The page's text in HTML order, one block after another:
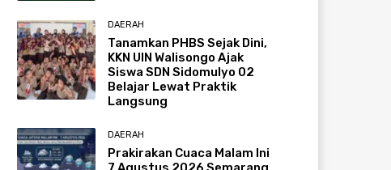
DAERAH
Tanamkan PHBS Sejak Dini,
KKN UIN Walisongo Ajak
Siswa SDN Sidomulyo 02
Belajar Lewat Praktik
Langsung
DAERAH
Prakirakan Cuaca Malam Ini